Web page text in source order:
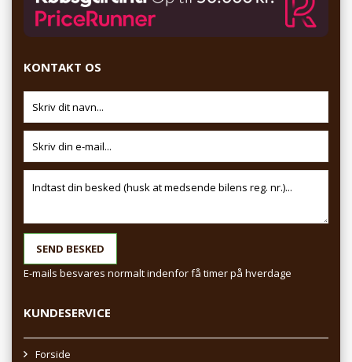
KONTAKT OS
E-mails besvares normalt indenfor få timer på hverdage
KUNDESERVICE
Forside